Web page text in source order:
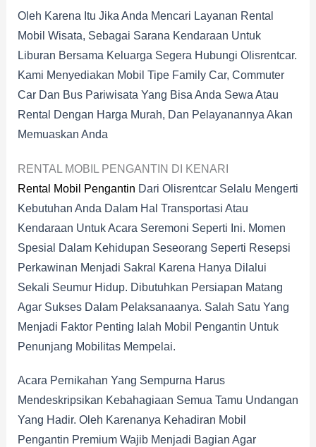
Oleh Karena Itu Jika Anda Mencari Layanan Rental
Mobil Wisata, Sebagai Sarana Kendaraan Untuk
Liburan Bersama Keluarga Segera Hubungi Olisrentcar.
Kami Menyediakan Mobil Tipe Family Car, Commuter
Car Dan Bus Pariwisata Yang Bisa Anda Sewa Atau
Rental Dengan Harga Murah, Dan Pelayanannya Akan
Memuaskan Anda
RENTAL MOBIL PENGANTIN DI KENARI
Rental Mobil Pengantin Dari Olisrentcar Selalu Mengerti
Kebutuhan Anda Dalam Hal Transportasi Atau
Kendaraan Untuk Acara Seremoni Seperti Ini. Momen
Spesial Dalam Kehidupan Seseorang Seperti Resepsi
Perkawinan Menjadi Sakral Karena Hanya Dilalui
Sekali Seumur Hidup. Dibutuhkan Persiapan Matang
Agar Sukses Dalam Pelaksanaanya. Salah Satu Yang
Menjadi Faktor Penting Ialah Mobil Pengantin Untuk
Penunjang Mobilitas Mempelai.
Acara Pernikahan Yang Sempurna Harus
Mendeskripsikan Kebahagiaan Semua Tamu Undangan
Yang Hadir. Oleh Karenanya Kehadiran Mobil
Pengantin Premium Wajib Menjadi Bagian Agar